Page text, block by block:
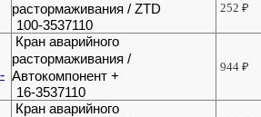
растормаживания / ZTD
100-3537110
252₽
Кран аварийного
растормаживания /
Автокомпонент +
16-3537110
944₽
Кран аварийного